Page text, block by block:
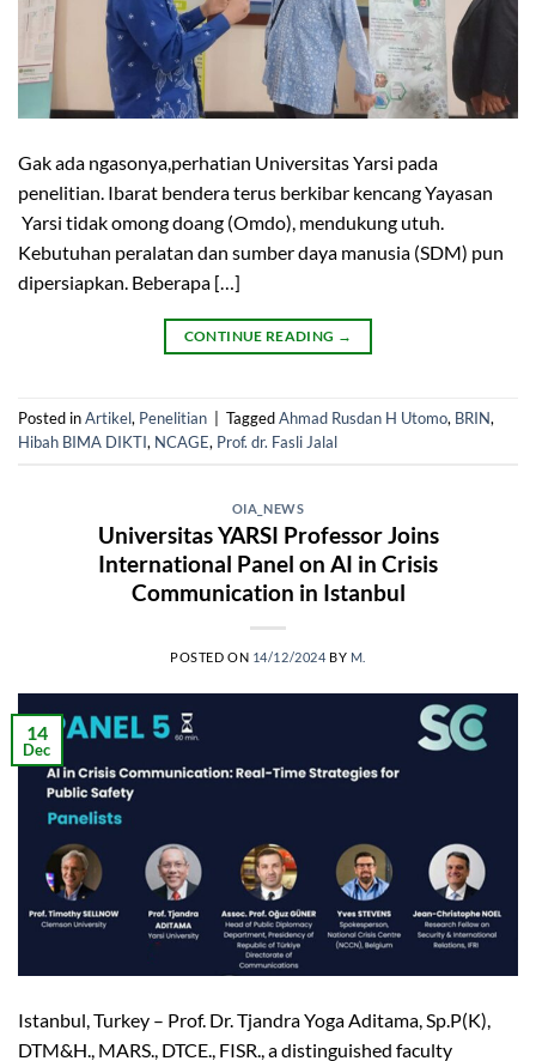
Gak ada ngasonya,perhatian Universitas Yarsi pada
penelitian. Ibarat bendera terus berkibar kencang Yayasan
Yarsi tidak omong doang (Omdo), mendukung utuh.
Kebutuhan peralatan dan sumber daya manusia (SDM) pun
dipersiapkan. Beberapa […]
CONTINUE READING →
Posted inArtikel, Penelitian TaggedAhmad Rusdan H Utomo, BRIN,
Hibah BIMA DIKTI, NCAGE, Prof. dr. Fasli Jalal
OIA_NEWS
Universitas YARSI Professor Joins
International Panel on AI in Crisis
Communication in Istanbul
POSTED ON 14/12/2024 BY M.
14
Dec
Istanbul, Turkey – Prof. Dr. Tjandra Yoga Aditama, Sp.P(K),
DTM&H., MARS., DTCE., FISR., a distinguished faculty